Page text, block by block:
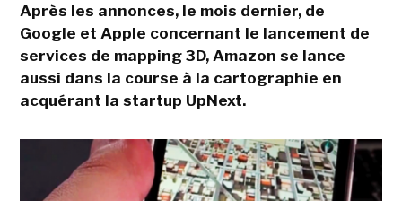
Après les annonces, le mois dernier, de
Google et Apple concernant le lancement de
services de mapping 3D, Amazon se lance
aussi dans la course à la cartographie en
acquérant la startup UpNext.